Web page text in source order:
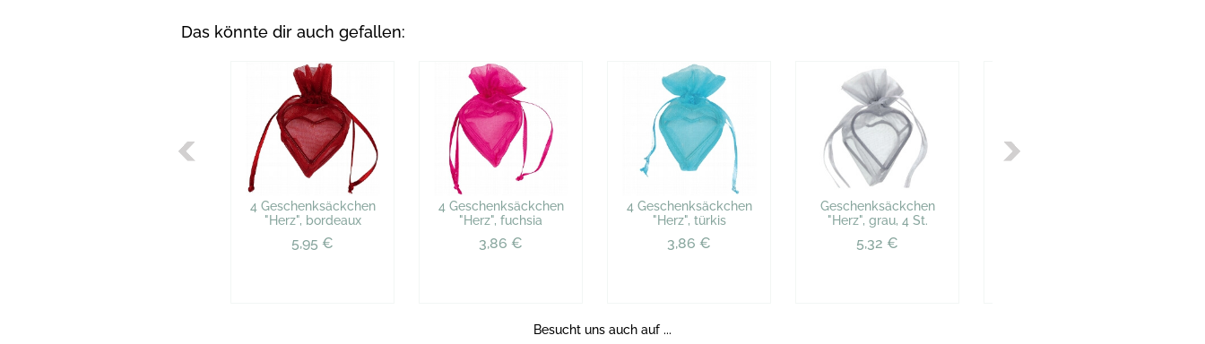
Das könnte dir auch gefallen:
4 Geschenksäckchen
"Herz", bordeaux
5,95 €
4 Geschenksäckchen
"Herz", fuchsia
3,86 €
4 Geschenksäckchen
"Herz", türkis
3,86 €
Geschenksäckchen
"Herz", grau, 4 St.
5,32 €
Besucht uns auch auf ...